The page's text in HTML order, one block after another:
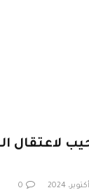
لاعتقال
0